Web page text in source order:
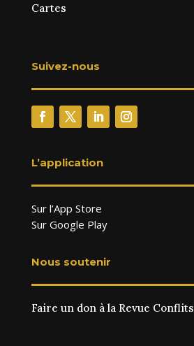
Cartes
Suivez-nous
L’application
Sur l’App Store
Sur Google Play
Nous soutenir
Faire un don à la Revue Conflits